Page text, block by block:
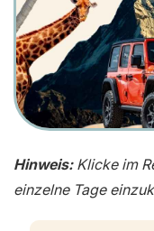
Hinweis: Klicke im
einzelne Tage